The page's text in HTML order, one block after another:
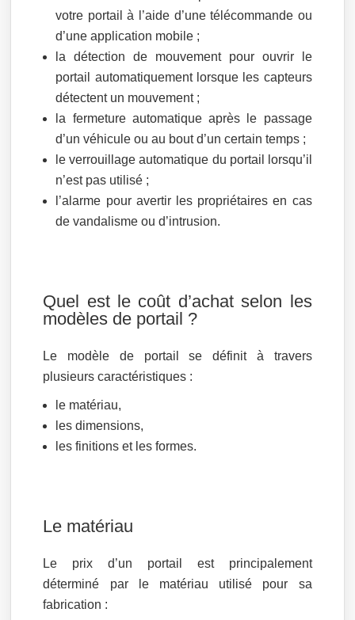
votre portail à l’aide d’une télécommande ou
d’une application mobile ;
la détection de mouvement pour ouvrir le
portail automatiquement lorsque les capteurs
détectent un mouvement ;
la fermeture automatique après le passage
d’un véhicule ou au bout d’un certain temps ;
le verrouillage automatique du portail lorsqu’il
n’est pas utilisé ;
l’alarme pour avertir les propriétaires en cas
de vandalisme ou d’intrusion.
Quel est le coût d’achat selon les
modèles de portail ?
Le modèle de portail se définit à travers
plusieurs caractéristiques :
le matériau,
les dimensions,
les finitions et les formes.
Le matériau
Le prix d’un portail est principalement
déterminé par le matériau utilisé pour sa
fabrication :